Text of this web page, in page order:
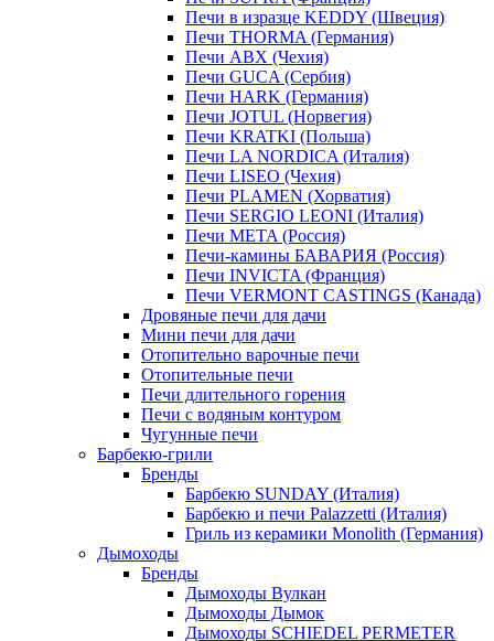
Печи в изразце KEDDY (Швеция)
Печи THORMA (Германия)
Печи ABX (Чехия)
Печи GUCA (Сербия)
Печи HARK (Германия)
Печи JOTUL (Норвегия)
Печи KRATKI (Польша)
Печи LA NORDICA (Италия)
Печи LISEO (Чехия)
Печи PLAMEN (Хорватия)
Печи SERGIO LEONI (Италия)
Печи META (Россия)
Печи-камины БАВАРИЯ (Россия)
Печи INVICTA (Франция)
Печи VERMONT CASTINGS (Канада)
Дровяные печи для дачи
Мини печи для дачи
Отопительно варочные печи
Отопительные печи
Печи длительного горения
Печи с водяным контуром
Чугунные печи
Барбекю-грили
Бренды
Барбекю SUNDAY (Италия)
Барбекю и печи Palazzetti (Италия)
Гриль из керамики Monolith (Германия)
Дымоходы
Бренды
Дымоходы Вулкан
Дымоходы Дымок
Дымоходы SCHIEDEL PERMETER